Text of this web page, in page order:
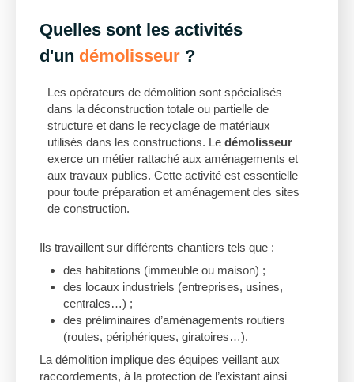
Quelles sont les activités
d'un démolisseur ?
Les opérateurs de démolition sont spécialisés
dans la déconstruction totale ou partielle de
structure et dans le recyclage de matériaux
utilisés dans les constructions. Le démolisseur
exerce un métier rattaché aux aménagements et
aux travaux publics. Cette activité est essentielle
pour toute préparation et aménagement des sites
de construction.
Ils travaillent sur différents chantiers tels que :
des habitations (immeuble ou maison) ;
des locaux industriels (entreprises, usines,
centrales…) ;
des préliminaires d’aménagements routiers
(routes, périphériques, giratoires…).
La démolition implique des équipes veillant aux
raccordements, à la protection de l’existant ainsi